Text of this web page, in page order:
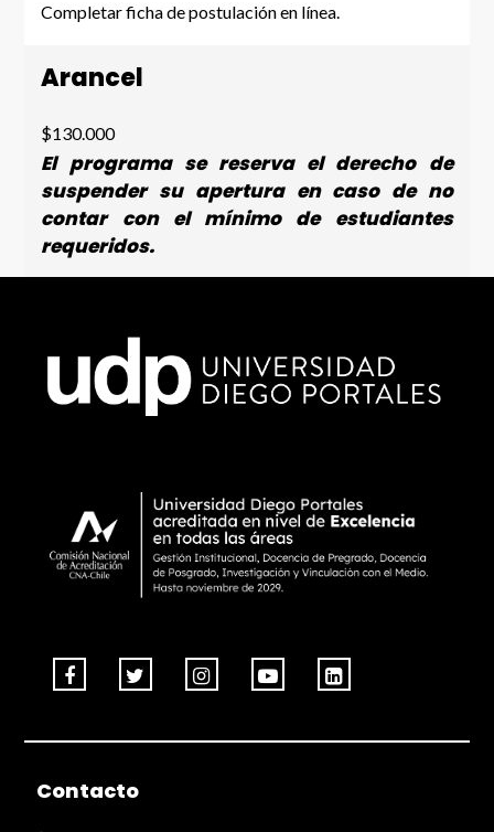
Completar ficha de postulación en línea.
Arancel
$130.000
El programa se reserva el derecho de
suspender su apertura en caso de no
contar con el mínimo de estudiantes
requeridos.
Contacto